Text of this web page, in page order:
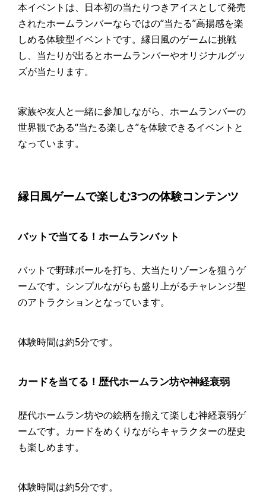
本イベントは、日本初の当たりつきアイスとして発売
されたホームランバーならではの“当たる”高揚感を楽
しめる体験型イベントです。縁日風のゲームに挑戦
し、当たりが出るとホームランバーやオリジナルグッ
ズが当たります。
家族や友人と一緒に参加しながら、ホームランバーの
世界観である“当たる楽しさ”を体験できるイベントと
なっています。
縁日風ゲームで楽しむ3つの体験コンテンツ
バットで当てる！ホームランバット
バットで野球ボールを打ち、大当たりゾーンを狙うゲ
ームです。シンプルながらも盛り上がるチャレンジ型
のアトラクションとなっています。
体験時間は約5分です。
カードを当てる！歴代ホームラン坊や神経衰弱
歴代ホームラン坊やの絵柄を揃えて楽しむ神経衰弱ゲ
ームです。カードをめくりながらキャラクターの歴史
も楽しめます。
体験時間は約5分です。